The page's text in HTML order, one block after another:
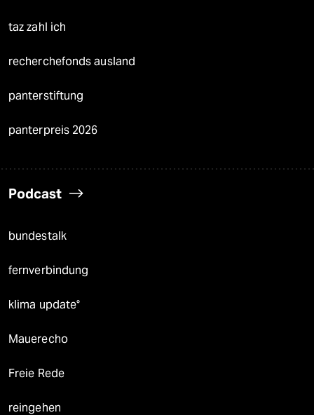
taz zahl ich
recherchefonds ausland
panterstiftung
panterpreis 2026
Podcast
bundestalk
fernverbindung
klima update°
Mauerecho
Freie Rede
reingehen